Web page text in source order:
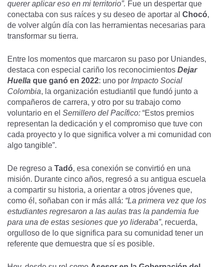
querer aplicar eso en mi territorio”. Fue un despertar que
conectaba con sus raíces y su deseo de aportar al Chocó,
de volver algún día con las herramientas necesarias para
transformar su tierra.
Entre los momentos que marcaron su paso por Uniandes,
destaca con especial cariño los reconocimientos Dejar
Huella que ganó en 2022: uno por Impacto Social
Colombia, la organización estudiantil que fundó junto a
compañeros de carrera, y otro por su trabajo como
voluntario en el Semillero del Pacífico: “Estos premios
representan la dedicación y el compromiso que tuve con
cada proyecto y lo que significa volver a mi comunidad con
algo tangible”.
De regreso a Tadó, esa conexión se convirtió en una
misión. Durante cinco años, regresó a su antigua escuela
a compartir su historia, a orientar a otros jóvenes que,
como él, soñaban con ir más allá: “La primera vez que los
estudiantes regresaron a las aulas tras la pandemia fue
para una de estas sesiones que yo lideraba”, recuerda,
orgulloso de lo que significa para su comunidad tener un
referente que demuestra que sí es posible.